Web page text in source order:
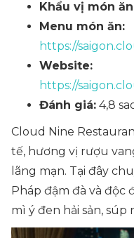
Khẩu vị món
Menu món ăn:
https://
Website:
https://
Đánh giá: 4,8
Cloud Nine
tế, hương vị rượu
lãng mạn. Tại đây
Pháp đậm đà và độc
mì ý đen hải sản, súp